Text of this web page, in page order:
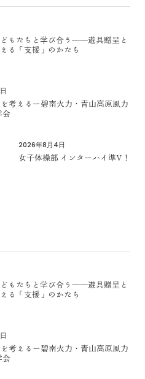
もたちと学び合う――遊具贈呈と
る「支援」のかたち
考えるー碧南火力・青山高原風力
会
2026年8月4日
女子体操部 インターハイ準V！
もたちと学び合う――遊具贈呈と
る「支援」のかたち
考えるー碧南火力・青山高原風力
会